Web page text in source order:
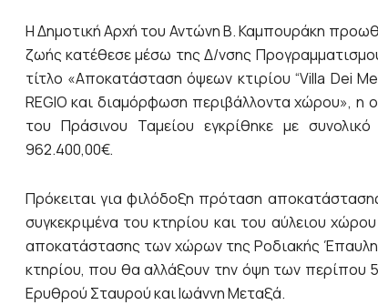
Η Δημοτική Αρχή του Αντώνη Β. Καμπουράκη
ζωής κατέθεσε μέσω της Δ/νσης
τίτλο «Αποκατάσταση όψεων κτιρίου “Villa Dei
REGIO και διαμόρφωση περιβάλλοντα χώρου»,
του Πράσινου Ταμείου εγκρίθηκε με
962.400,00€.
Πρόκειται για φιλόδοξη πρόταση
συγκεκριμένα του κτηρίου και του αύλειου
αποκατάστασης των χώρων της Ροδιακής
κτηρίου, που θα αλλάξουν την όψη των
Ερυθρού Σταυρού και Ιωάννη Μεταξά.